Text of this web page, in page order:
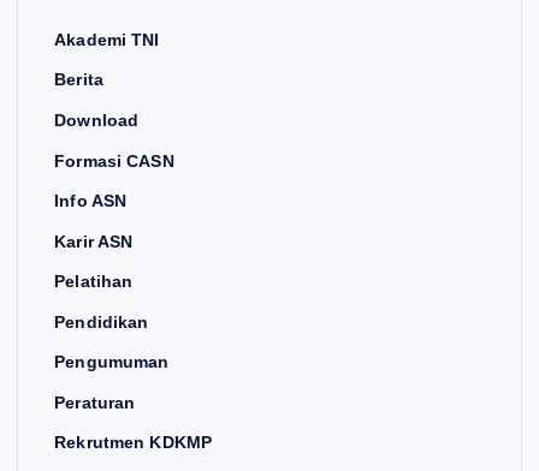
Akademi TNI
Berita
Download
Formasi CASN
Info ASN
Karir ASN
Pelatihan
Pendidikan
Pengumuman
Peraturan
Rekrutmen KDKMP